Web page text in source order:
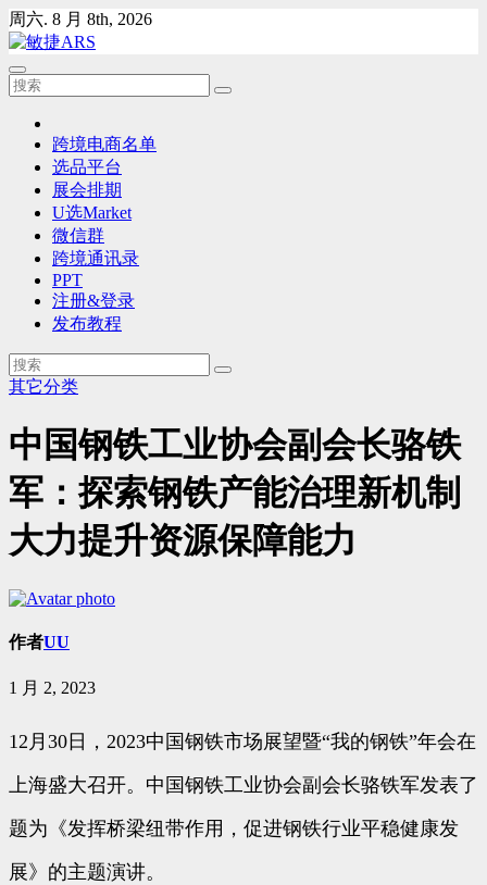
Skip
to
content
周六. 8 月 8th, 2026
跨境电商名单
选品平台
展会排期
U选Market
微信群
跨境通讯录
PPT
注册&登录
发布教程
其它分类
中国钢铁工业协会副会长骆铁
军：探索钢铁产能治理新机制
大力提升资源保障能力
作者UU
1 月 2, 2023
12月30日，2023中国钢铁市场展望暨“我的钢铁”年会在
上海盛大召开。中国钢铁工业协会副会长骆铁军发表了
题为《发挥桥梁纽带作用，促进钢铁行业平稳健康发
展》的主题演讲。